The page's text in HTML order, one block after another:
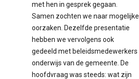
met hen in gesprek gegaan.
Samen zochten we naar mogelijke
oorzaken. Dezelfde presentatie
hebben we vervolgens ook
gedeeld met beleidsmedewerkers
onderwijs van de gemeente. De
hoofdvraag was steeds: wat zijn